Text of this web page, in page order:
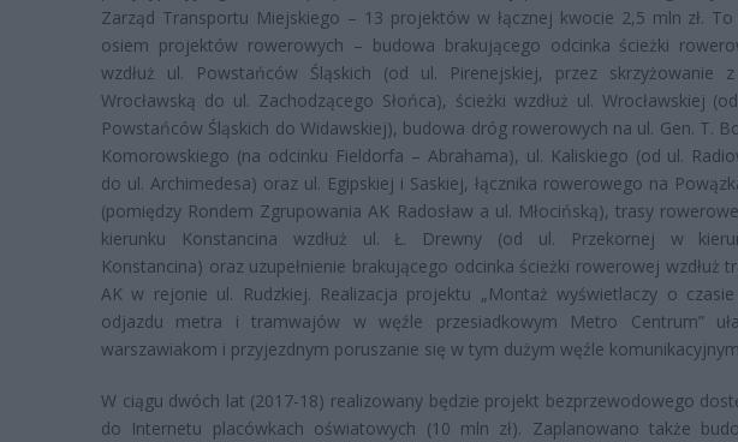
Zarząd Transportu Miejskiego – 13 projektów w łącznej kwocie 2,5 mln zł. To
osiem projektów rowerowych – budowa brakującego odcinka ścieżki
wzdłuż ul. Powstańców Śląskich (od ul. Pirenejskiej, przez skrzyżowanie
Wrocławską do ul. Zachodzącego Słońca), ścieżki wzdłuż ul. Wrocławskiej
Powstańców Śląskich do Widawskiej), budowa dróg rowerowych na ul. Gen. T.
Komorowskiego (na odcinku Fieldorfa – Abrahama), ul. Kaliskiego (od ul.
do ul. Archimedesa) oraz ul. Egipskiej i Saskiej, łącznika rowerowego na
(pomiędzy Rondem Zgrupowania AK Radosław a ul. Młocińską), trasy
kierunku Konstancina wzdłuż ul. Ł. Drewny (od ul. Przekornej w
Konstancina) oraz uzupełnienie brakującego odcinka ścieżki rowerowej wzdłuż
AK w rejonie ul. Rudzkiej. Realizacja projektu „Montaż wyświetlaczy o
odjazdu metra i tramwajów w węźle przesiadkowym Metro Centrum”
warszawiakom i przyjezdnym poruszanie się w tym dużym węźle
W ciągu dwóch lat (2017-18) realizowany będzie projekt bezprzewodowego
do Internetu placówkach oświatowych (10 mln zł). Zaplanowano także